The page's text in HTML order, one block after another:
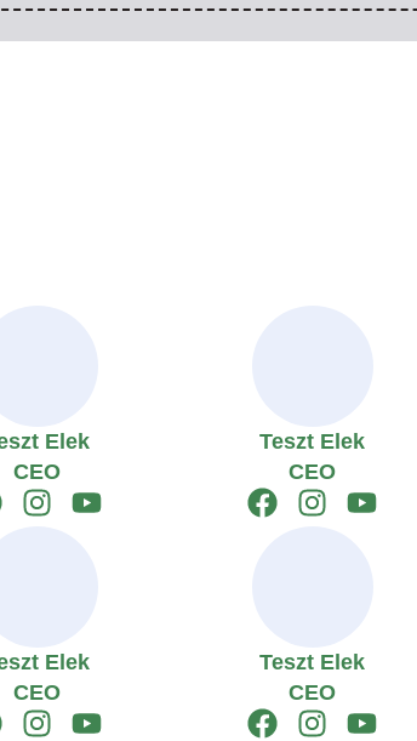
Elek
CEO
Teszt Elek
CEO
Elek
CEO
Teszt Elek
CEO